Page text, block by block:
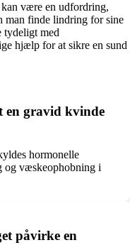
være en udfordring,
man finde lindring for sine
tydeligt med
hjælp for at sikre en sund
en gravid kvinde
hormonelle
og væskeophobning i
påvirke en